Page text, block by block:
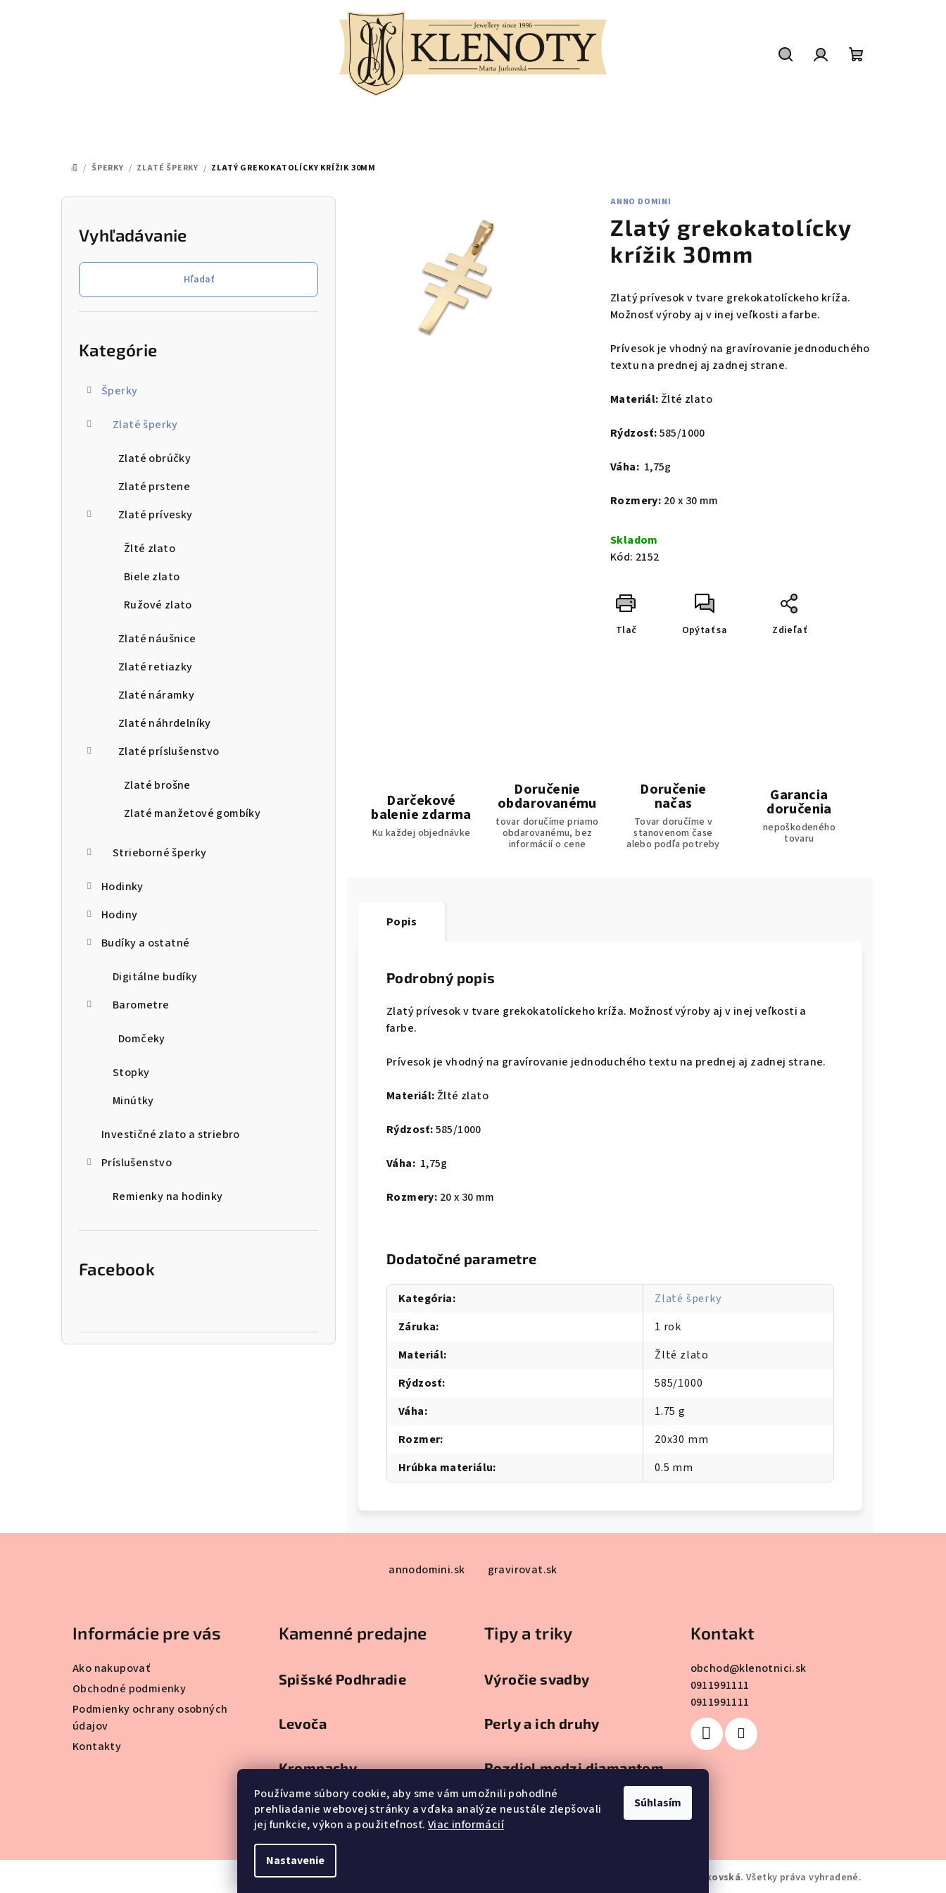
Používame súbory cookie, aby sme vám umožnili pohodlné
prehliadanie webovej stránky a vďaka analýze neustále zlepšovali
jej funkcie, výkon a použiteľnosť. Viac informácií
Nastavenie
Súhlasím
DOMOV
/ ŠPERKY / ZLATÉ ŠPERKY / ZLATÝ GREKOKATOLÍCKY KRÍŽIK 30MM
Vyhľadávanie
Hľadať
Kategórie
Šperky
Zlaté šperky
Zlaté obrúčky
Zlaté prstene
Zlaté prívesky
Žlté zlato
Biele zlato
Ružové zlato
Zlaté náušnice
Zlaté retiazky
Zlaté náramky
Zlaté náhrdelníky
Zlaté príslušenstvo
Zlaté brošne
Zlaté manžetové gombíky
Strieborné šperky
Hodinky
Hodiny
Budíky a ostatné
Digitálne budíky
Barometre
Domčeky
Stopky
Minútky
Investičné zlato a striebro
Príslušenstvo
Remienky na hodinky
Facebook
ANNO DOMINI
Zlatý grekokatolícky
krížik 30mm
Zlatý prívesok v tvare grekokatolíckeho kríža.
Možnosť výroby aj v inej veľkosti a farbe.
Prívesok je vhodný na gravírovanie jednoduchého
textu na prednej aj zadnej strane.
Materiál: Žlté zlato
Rýdzosť:585/1000
Váha: 1,75g
Rozmery: 20 x 30 mm
Skladom
Kód: 2152
Tlač Opýtať sa Zdieľať
Darčekové
balenie zdarma
Ku každej objednávke
Doručenie
obdarovanému
tovar doručíme priamo
obdarovanému, bez
informácií o cene
Doručenie
načas
Tovar doručíme v
stanovenom čase
alebo podľa potreby
Garancia
doručenia
nepoškodeného
tovaru
Popis
Podrobný popis
Zlatý prívesok v tvare grekokatolíckeho kríža. Možnosť výroby aj v inej veľkosti a
farbe.
Prívesok je vhodný na gravírovanie jednoduchého textu na prednej aj zadnej strane.
Materiál: Žlté zlato
Rýdzosť:585/1000
Váha: 1,75g
Rozmery: 20 x 30 mm
Dodatočné parametre
Kategória:
Zlaté šperky
Záruka:
1 rok
Materiál:
Žlté zlato
Rýdzosť:
585/1000
Váha:
1.75 g
Rozmer:
20x30 mm
Hrúbka materiálu: 0.5 mm
annodomini.sk gravirovat.sk
Informácie pre vás
Ako nakupovať
Obchodné podmienky
Podmienky ochrany osobných
údajov
Kontakty
Kamenné predajne
Spišské Podhradie
Levoča
Krompachy
Gelnica
Tipy a triky
Výročie svadby
Perly a ich druhy
Rozdiel medzi diamantom
Kontakt
obchod@klenotnici.sk
0911991111
0911991111
Klenoty Marta Jurkovská. Všetky práva vyhradené.